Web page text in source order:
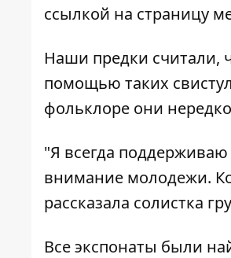
ссылкой на страницу
Наши предки считали,
помощью таких
фольклоре они
"Я всегда
внимание молодежи.
рассказала солистка
Все экспонаты были